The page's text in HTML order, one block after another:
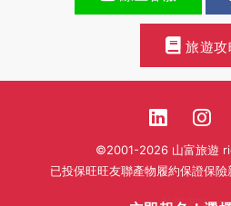
旅遊攻
©2001-2026 山富旅遊
已投保旺旺友聯產物履約保證保
繁體中文